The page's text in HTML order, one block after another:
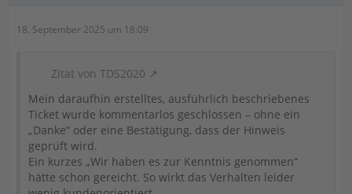
18. September 2025 um 18:09
Zitat von TDS2020
Mein daraufhin erstelltes, ausführlich beschriebenes
Ticket wurde kommentarlos geschlossen – ohne ein
„Danke“ oder eine Bestätigung, dass der Hinweis
geprüft wird.
Ein kurzes „Wir haben es zur Kenntnis genommen“
hätte schon gereicht. So wirkt das Verhalten leider